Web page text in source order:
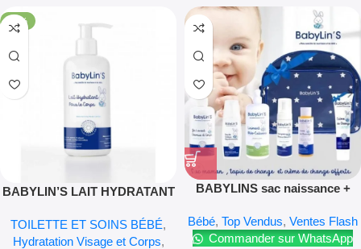
-12%
BABYLIN’S LAIT HYDRATANT
TOILETTE ET SOINS BÉBÉ,
Hydratation Visage et Corps,
BABYLINS sac naissance +
OFFERTE
Bébé, Top Vendus, Ventes Flash
Commander sur WhatsApp